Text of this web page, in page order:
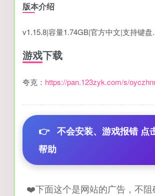
版本介绍
v1.15.8|容量1.74GB|官方中文|支持键盘
游戏下载
夸克： https://pan.123zyk.com/s/
👉 不会安装、游戏报错 点
帮助
❤️下面这个是网站的广告，不阻